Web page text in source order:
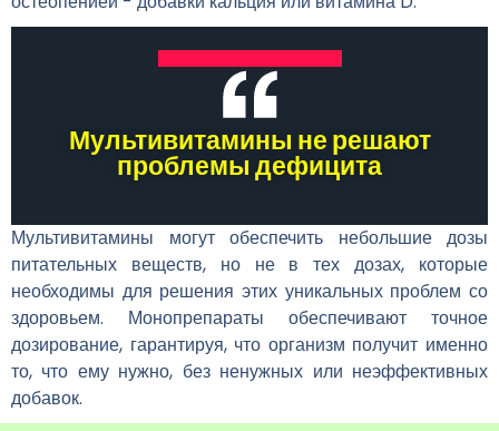
Мультивитамины не решают
проблемы дефицита
Мультивитамины могут обеспечить небольшие дозы
питательных веществ, но не в тех дозах, которые
необходимы для решения этих уникальных проблем со
здоровьем. Монопрепараты обеспечивают точное
дозирование, гарантируя, что организм получит именно
то, что ему нужно, без ненужных или неэффективных
добавок.